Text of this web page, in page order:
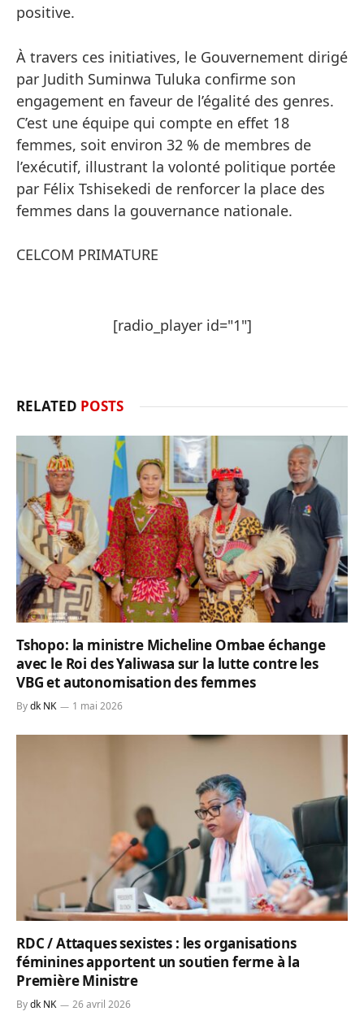
positive.
À travers ces initiatives, le Gouvernement dirigé
par Judith Suminwa Tuluka confirme son
engagement en faveur de l’égalité des genres.
C’est une équipe qui compte en effet 18
femmes, soit environ 32 % de membres de
l’exécutif, illustrant la volonté politique portée
par Félix Tshisekedi de renforcer la place des
femmes dans la gouvernance nationale.
CELCOM PRIMATURE
[radio_player id="1"]
RELATED POSTS
Tshopo: la ministre Micheline Ombae échange
avec le Roi des Yaliwasa sur la lutte contre les
VBG et autonomisation des femmes
Bydk NK 1 mai 2026
RDC / Attaques sexistes : les organisations
féminines apportent un soutien ferme à la
Première Ministre
Bydk NK 26 avril 2026